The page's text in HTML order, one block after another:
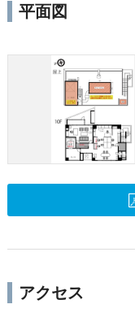
平面図
アクセス